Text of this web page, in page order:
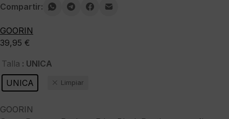
39,95 €
Talla : UNICA
UNICA
Limpiar
GOORIN
Compartir:
GOORIN